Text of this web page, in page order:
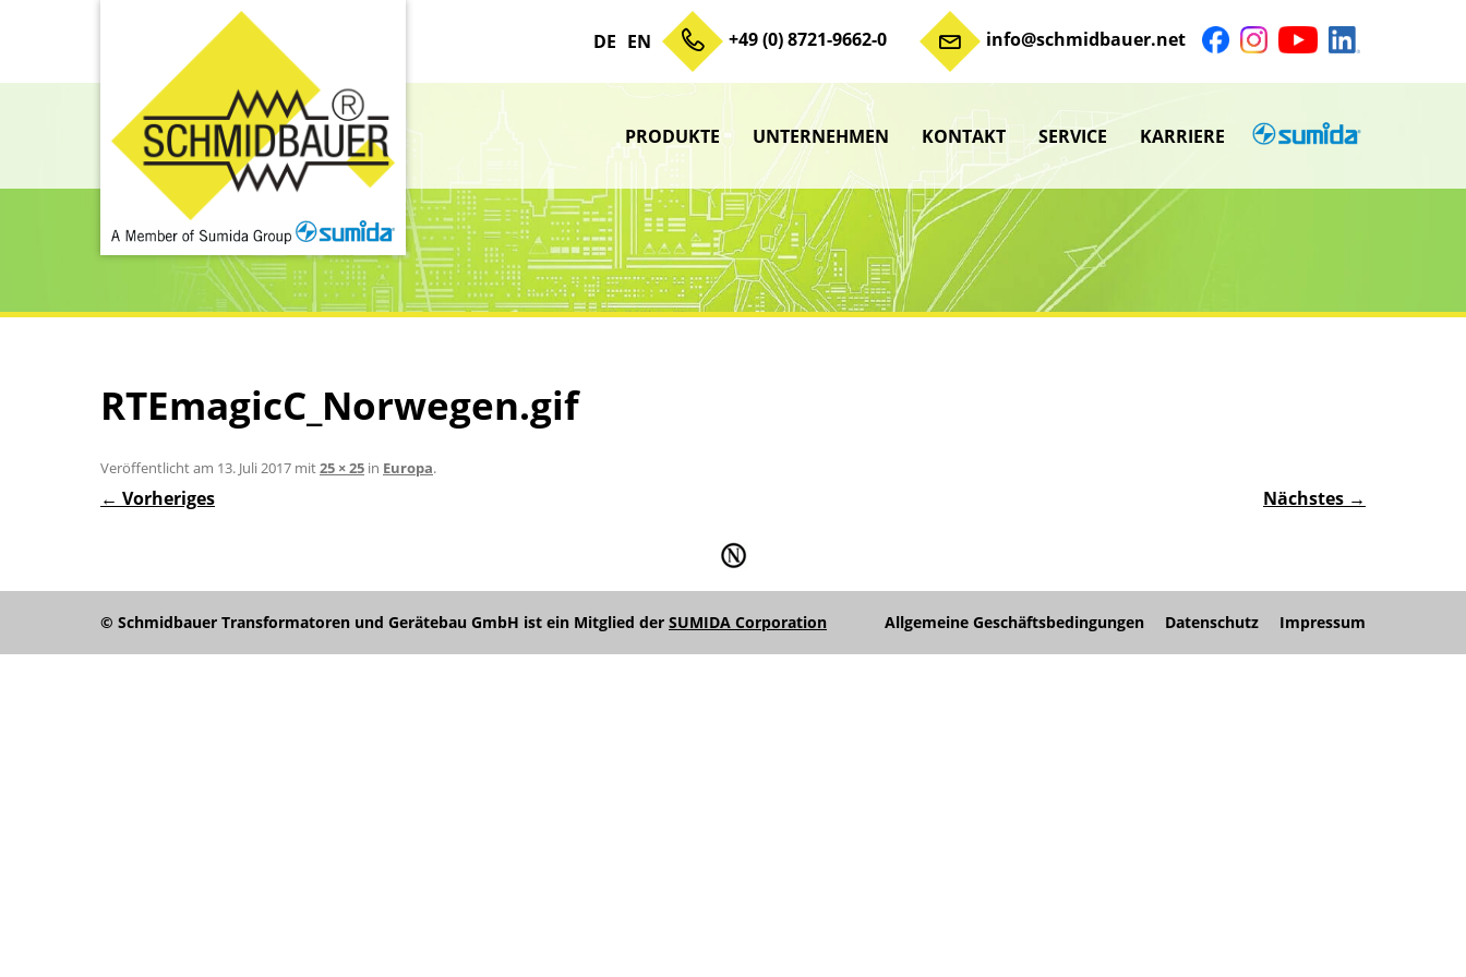
DE EN +49 (0) 8721-9662-0 info@schmidbauer.net
Zum Inhalt springen
PRODUKTE
Untermenü
anzeigen
Untermenü
anzeigen
Untermenü
anzeigen
UNTERNEHMEN KONTAKT SERVICE
Untermenü
KARRIERE SUMIDA
RTEmagicC_Norwegen.gif
Veröffentlicht am 13. Juli 2017 mit25 × 25 in Europa.
← Vorheriges Nächstes →
© Schmidbauer Transformatoren und Gerätebau GmbH ist ein Mitglied der SUMIDA Corporation Allgemeine Geschäftsbedingungen Datenschutz Impressum